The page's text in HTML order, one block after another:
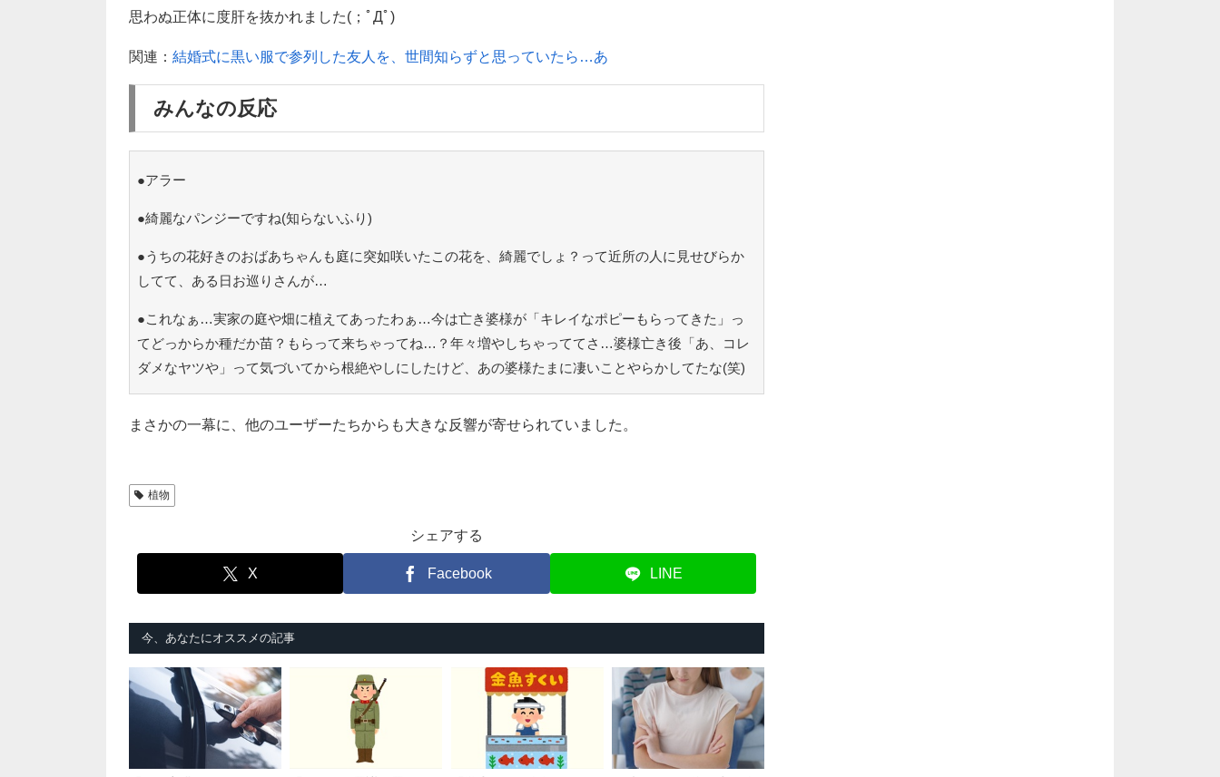
思わぬ正体に度肝を抜かれました(；ﾟДﾟ)
関連： 結婚式に黒い服で参列した友人を、世間知らずと思っていたら…あ
みんなの反応
●アラー
●綺麗なパンジーですね(知らないふり)
●うちの花好きのおばあちゃんも庭に突如咲いたこの花を、綺麗でしょ？って近所の人に見せびらか
してて、ある日お巡りさんが…
●これなぁ…実家の庭や畑に植えてあったわぁ…今は亡き婆様が「キレイなポピーもらってきた」っ
てどっからか種だか苗？もらって来ちゃってね…？年々増やしちゃっててさ…婆様亡き後「あ、コレ
ダメなヤツや」って気づいてから根絶やしにしたけど、あの婆様たまに凄いことやらかしてたな(笑)
まさかの一幕に、他のユーザーたちからも大きな反響が寄せられていました。
植物
シェアする
X Facebook LINE
今、あなたにオススメの記事